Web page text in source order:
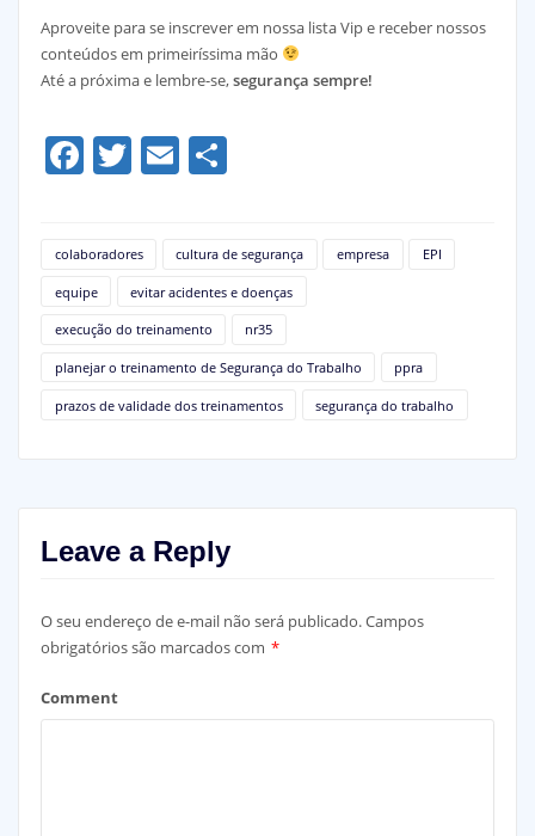
Aproveite para se inscrever em nossa lista Vip e receber nossos
conteúdos em primeiríssima mão
Até a próxima e lembre-se,segurança sempre!
Facebook
Twitter
EmailShare
colaboradores cultura de segurança empresa EPI
equipe evitar acidentes e doenças
execução do treinamento nr35
planejar o treinamento de Segurança do Trabalho ppra
prazos de validade dos treinamentos segurança do trabalho
Leave a Reply
O seu endereço de e-mail não será publicado.Campos
obrigatórios são marcados com *
Comment